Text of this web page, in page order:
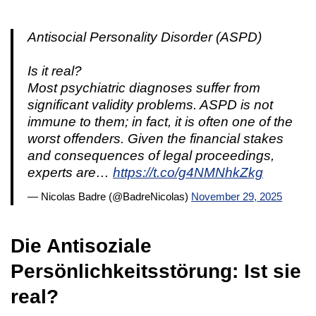
Antisocial Personality Disorder (ASPD)
Is it real?
Most psychiatric diagnoses suffer from
significant validity problems. ASPD is not
immune to them; in fact, it is often one of the
worst offenders. Given the financial stakes
and consequences of legal proceedings,
experts are… https://t.co/g4NMNhkZkg
— Nicolas Badre (@BadreNicolas) November 29, 2025
Die Antisoziale
Persönlichkeitsstörung: Ist sie
real?